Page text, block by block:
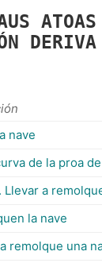
ATOAS
DERIVA
nave
de la proa
Llevar a
la nave
remolque una